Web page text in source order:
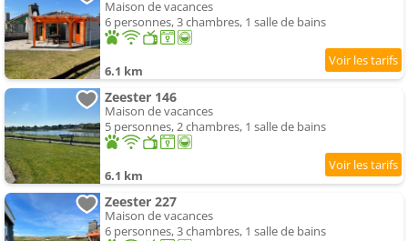
Maison de vacances
6 personnes, 3 chambres, 1 salle de bains
6.1 km
Zeester 146
Maison de vacances
5 personnes, 2 chambres, 1 salle de bains
6.1 km
Zeester 227
Maison de vacances
6 personnes, 3 chambres, 1 salle de bains